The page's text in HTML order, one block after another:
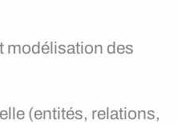
modélisation des
(entités, relations,